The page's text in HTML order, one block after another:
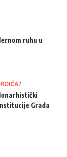
ruhu u
Grada